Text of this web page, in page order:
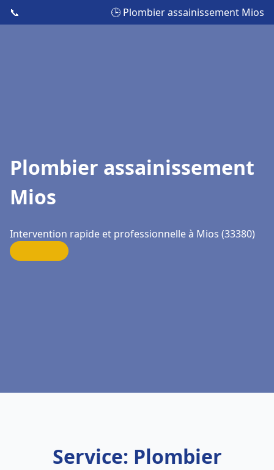
📞 🕒 Plombier assainissement Mios
Plombier assainissement
Mios
Intervention rapide et professionnelle à Mios (33380)
Service: Plombier